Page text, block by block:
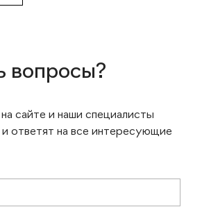
вопросы?
сайте и наши специалисты
ответят на все интересующие